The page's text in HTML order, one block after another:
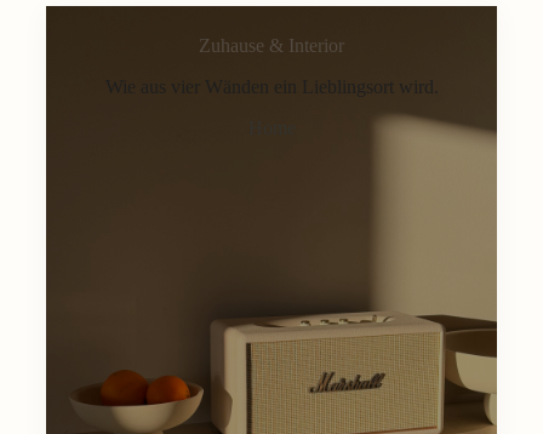
Zuhause & Interior
Wie aus vier Wänden ein Lieblingsort wird.